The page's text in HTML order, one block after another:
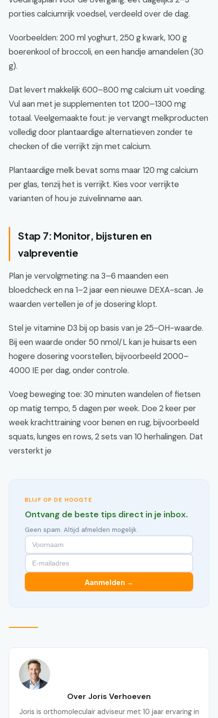
porties calciumrijk voedsel, verdeeld over de dag.
Voorbeelden: 200 ml yoghurt, 250 g kwark, 100 g
boerenkool of broccoli, en een handje amandelen (30
g).
Dat levert makkelijk 600–800 mg calcium uit voeding.
Vul aan met je supplementen tot 1200–1300 mg
totaal. Veelgemaakte fout: je vervangt melkproducten
volledig door plantaardige alternatieven zonder te
checken of die verrijkt zijn met calcium.
Plantaardige melk bevat soms maar 120 mg calcium
per glas, tenzij het is verrijkt. Kies voor verrijkte
varianten of hou je zuivelinname aan.
Stap 7: Monitor, bijsturen en
valpreventie
Plan je vervolgmeting: na 3–6 maanden een
bloedcheck en na 1–2 jaar een nieuwe DEXA-scan. Je
waarden vertellen je of je dosering klopt.
Stel je vitamine D3 bij op basis van je 25-OH-waarde.
Bij een waarde onder 50 nmol/L kan je huisarts een
hogere dosering voorstellen, bijvoorbeeld 2000–
4000 IE per dag, onder controle.
Voeg beweging toe: 30 minuten wandelen of fietsen
op matig tempo, 5 dagen per week. Doe 2 keer per
week krachttraining voor benen en rug, bijvoorbeeld
squats, lunges en rows, 2 sets van 10 herhalingen. Dat
versterkt je
BLIJF OP DE HOOGTE
Ontvang de beste tips direct in je inbox.
Geen spam. Altijd afmelden mogelijk.
Aanmelden →
Over Joris Verhoeven
Joris is orthomoleculair adviseur met 10 jaar ervaring in